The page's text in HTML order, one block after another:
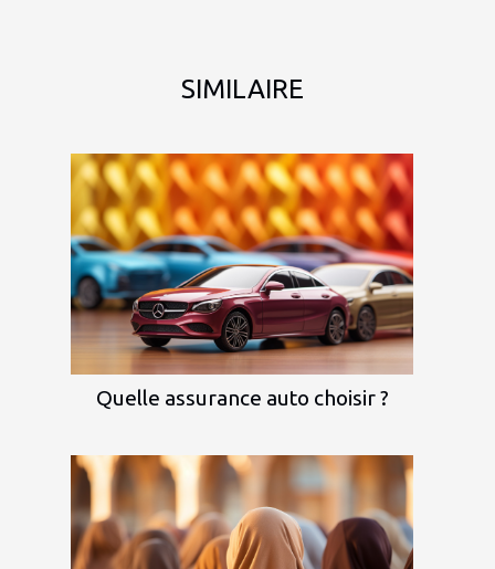
SIMILAIRE
Quelle assurance auto choisir ?